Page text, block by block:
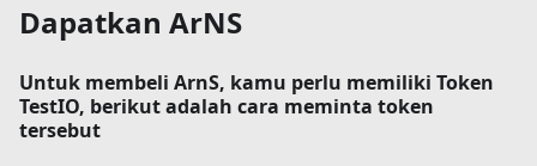
Dapatkan ArNS
Untuk membeli ArnS, kamu perlu memiliki Token
TestIO, berikut adalah cara meminta token
tersebut